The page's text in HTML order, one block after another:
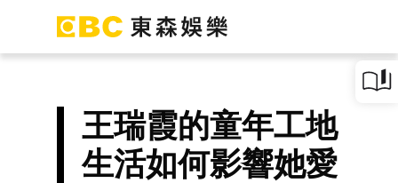
王瑞霞的童年工地
生活如何影響她愛